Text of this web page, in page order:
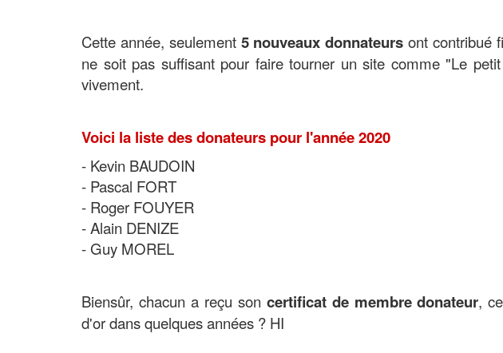
Cette année, seulement 5 nouveaux donnateurs ont contribué
ne soit pas suffisant pour faire tourner un site comme "Le
vivement.
Voici la liste des donateurs pour l'année 2020
- Kevin BAUDOIN
- Pascal FORT
- Roger FOUYER
- Alain DENIZE
- Guy MOREL
Biensûr, chacun a reçu son certificat de membre donateur,
d'or dans quelques années ? HI